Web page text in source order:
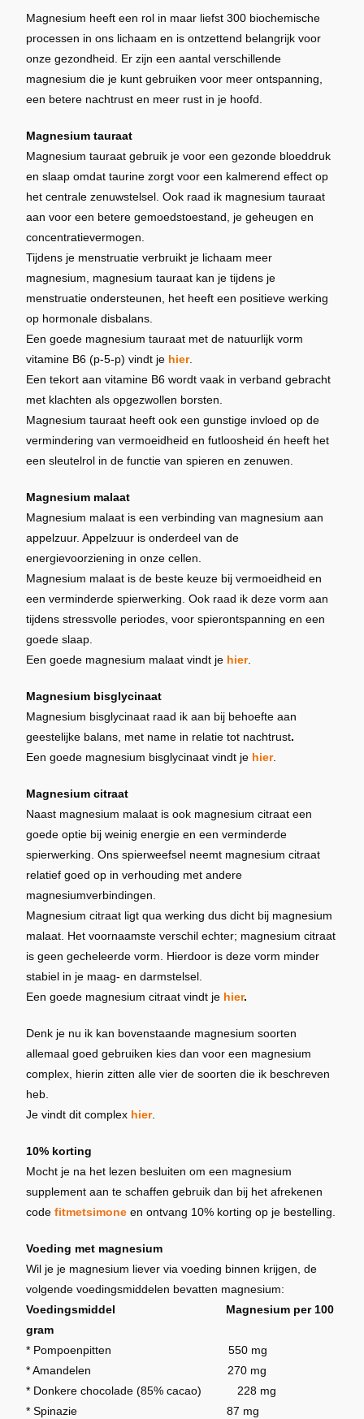
Magnesium heeft een rol in maar liefst 300 biochemische
processen in ons lichaam en is ontzettend belangrijk voor
onze gezondheid. Er zijn een aantal verschillende
magnesium die je kunt gebruiken voor meer ontspanning,
een betere nachtrust en meer rust in je hoofd.
Magnesium tauraat
Magnesium tauraat gebruik je voor een gezonde bloeddruk
en slaap omdat taurine zorgt voor een kalmerend effect op
het centrale zenuwstelsel. Ook raad ik magnesium tauraat
aan voor een betere gemoedstoestand, je geheugen en
concentratievermogen.
Tijdens je menstruatie verbruikt je lichaam meer
magnesium, magnesium tauraat kan je tijdens je
menstruatie ondersteunen, het heeft een positieve werking
op hormonale disbalans.
Een goede magnesium tauraat met de natuurlijk vorm
vitamine B6 (p-5-p) vindt je hier.
Een tekort aan vitamine B6 wordt vaak in verband gebracht
met klachten als opgezwollen borsten.
Magnesium tauraat heeft ook een gunstige invloed op de
vermindering van vermoeidheid en futloosheid én heeft het
een sleutelrol in de functie van spieren en zenuwen.
Magnesium malaat
Magnesium malaat is een verbinding van magnesium aan
appelzuur. Appelzuur is onderdeel van de
energievoorziening in onze cellen.
Magnesium malaat is de beste keuze bij vermoeidheid en
een verminderde spierwerking. Ook raad ik deze vorm aan
tijdens stressvolle periodes, voor spierontspanning en een
goede slaap.
Een goede magnesium malaat vindt je hier.
Magnesium bisglycinaat
Magnesium bisglycinaat raad ik aan bij behoefte aan
geestelijke balans, met name in relatie tot nachtrust.
Een goede magnesium bisglycinaat vindt je hier.
Magnesium citraat
Naast magnesium malaat is ook magnesium citraat een
goede optie bij weinig energie en een verminderde
spierwerking. Ons spierweefsel neemt magnesium citraat
relatief goed op in verhouding met andere
magnesiumverbindingen.
Magnesium citraat ligt qua werking dus dicht bij magnesium
malaat. Het voornaamste verschil echter; magnesium citraat
is geen gecheleerde vorm. Hierdoor is deze vorm minder
stabiel in je maag- en darmstelsel.
Een goede magnesium citraat vindt je hier.
Denk je nu ik kan bovenstaande magnesium soorten
allemaal goed gebruiken kies dan voor een magnesium
complex, hierin zitten alle vier de soorten die ik beschreven
heb.
Je vindt dit complex hier.
10% korting
Mocht je na het lezen besluiten om een magnesium
supplement aan te schaffen gebruik dan bij het afrekenen
codefitmetsimone en ontvang 10% korting op je bestelling.
Voeding met magnesium
Wil je je magnesium liever via voeding binnen krijgen, de
volgende voedingsmiddelen bevatten magnesium:
Voedingsmiddel Magnesium per 100
gram
* Pompoenpitten 550 mg
* Amandelen 270 mg
* Donkere chocolade (85% cacao) 228 mg
* Spinazie 87 mg